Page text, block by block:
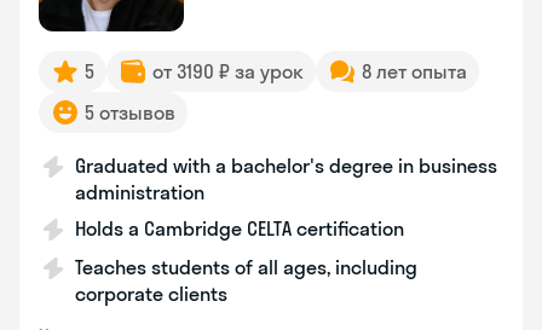
5 от 3190 ₽ за урок
8 лет опыта
5 отзывов
Graduated with a bachelor's degree in business
administration
Holds a Cambridge CELTA certification
Teaches students of all ages, including
corporate clients